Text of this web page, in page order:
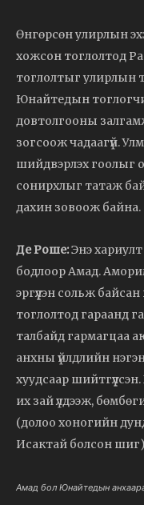
Өнгөрсөн улирлын
хожсон тоглолтод
тоглолтыг улирлын
Юнайтедын
довтолгооны
зогсоож чадаагүй.
шийдвэрлэх гоолыг
сонирхлыг татаж
дахин зовоож байна.
Де Роше:Энэ
бодлоор Амад. Аморим
эргүүлэн сольж
тоглолтод гараанд
талбайд гармагцаа
анхны үйлдлийн
хуудсаар
их зай үлдээж,
(долоо хоногийн
Исактай болсон
Амад бол Юнайтедын